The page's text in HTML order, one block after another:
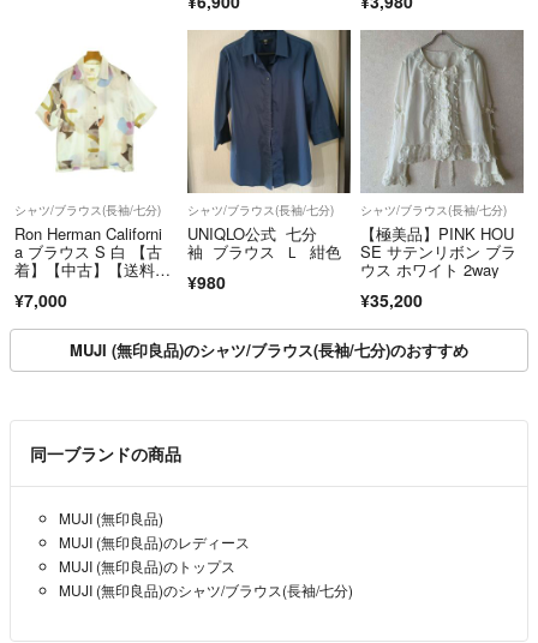
シャツ/ブラウス(長袖/七分)
Ron Herman Californi
a ブラウス S 白 【古
着】【中古】【送料無
¥7,000
シャツ/ブラウス(長袖/七分)
UNIQLO公式 七分
袖 ブラウス Ｌ 紺色
¥980
シャツ/ブラウス(長袖/七分)
【極美品】PINK HOU
SE サテンリボン ブラ
ウス ホワイト 2way
¥35,200
MUJI (無印良品)のシャツ/ブラウス(長袖/七分)のおすすめ
同一ブランドの商品
MUJI (無印良品)
MUJI (無印良品)のレディース
MUJI (無印良品)のトップス
MUJI (無印良品)のシャツ/ブラウス(長袖/七分)